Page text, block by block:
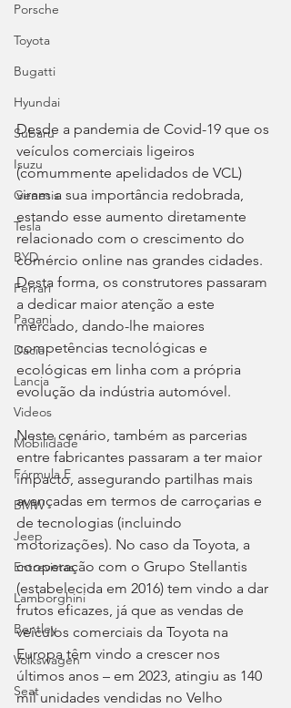
Porsche
Toyota
Bugatti
Hyundai
Subaru
Isuzu
Genesis
Tesla
BYD
Ferrari
Pagani
Dacia
Lancia
Videos
Mobilidade
Fórmula E
BMW
Jeep
Entrevistas
Lamborghini
Bentley
Volkswagen
Seat
Desde a pandemia de Covid-19 que os
veículos comerciais ligeiros
(comummente apelidados de VCL)
viram a sua importância redobrada,
estando esse aumento diretamente
relacionado com o crescimento do
comércio online nas grandes cidades.
Desta forma, os construtores passaram
a dedicar maior atenção a este
mercado, dando-lhe maiores
competências tecnológicas e
ecológicas em linha com a própria
evolução da indústria automóvel.
Neste cenário, também as parcerias
entre fabricantes passaram a ter maior
impacto, assegurando partilhas mais
avançadas em termos de carroçarias e
de tecnologias (incluindo
motorizações). No caso da Toyota, a
cooperação com o Grupo Stellantis
(estabelecida em 2016) tem vindo a dar
frutos eficazes, já que as vendas de
veículos comerciais da Toyota na
Europa têm vindo a crescer nos
últimos anos – em 2023, atingiu as 140
mil unidades vendidas no Velho